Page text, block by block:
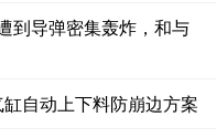
到导弹密集轰炸，和与
自动上下料防崩边方案